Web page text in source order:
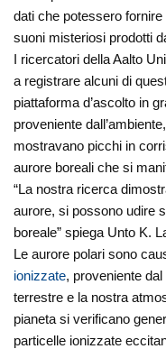
dati che potessero
suoni misteriosi prodotti
I ricercatori della Aalto
a registrare alcuni di
piattaforma d’ascolto in
proveniente
mostravano picchi in
aurore boreali che si
“La nostra ricerca
aurore, si possono udire
boreale” spiega Unto K.
Le aurore polari sono
ionizzate, proveniente
terrestre e la nostra
pianeta si verificano
particelle ionizzate